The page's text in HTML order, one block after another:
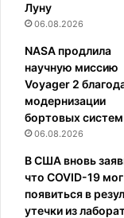
Луну
06.08.2026
NASA продлила
научную миссию
Voyager 2
модернизации
бортовых систем
06.08.2026
В США вновь
что COVID-19 мог
появиться в
утечки из